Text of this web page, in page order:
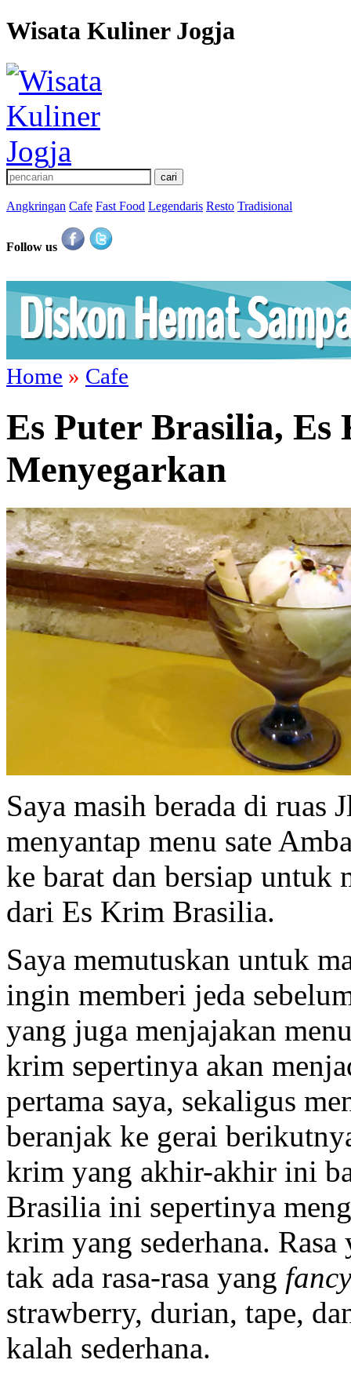
Wisata Kuliner Jogja
Angkringan Cafe Fast Food Legendaris Resto Tradisional
Follow us
Home » Cafe
Es Puter Brasilia, Es
Menyegarkan
Saya masih berada di ruas
menyantap menu sate
ke barat dan bersiap untuk
dari Es Krim Brasilia.
Saya memutuskan untuk
ingin memberi jeda
yang juga menjajakan
krim sepertinya akan
pertama saya, sekaligus
beranjak ke gerai
krim yang akhir-akhir ini
Brasilia ini sepertinya
krim yang sederhana.
tak ada rasa-rasa yang
strawberry, durian, tape,
kalah sederhana.